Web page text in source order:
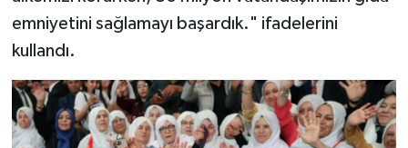
emniyetini sağlamayı başardık." ifadelerini
kullandı.